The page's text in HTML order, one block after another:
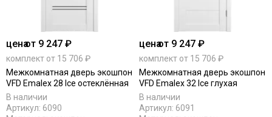
ценаот 9 247 ₽
комплект от 15 706 ₽
Межкомнатная дверь экошпон
VFD Emalex 28 Ice остеклённая
В наличии
Артикул: 6090
ценаот 9 247 ₽
комплект от 15 706 ₽
Межкомнатная дверь экошпон
VFD Emalex 32 Ice глухая
В наличии
Артикул: 6091